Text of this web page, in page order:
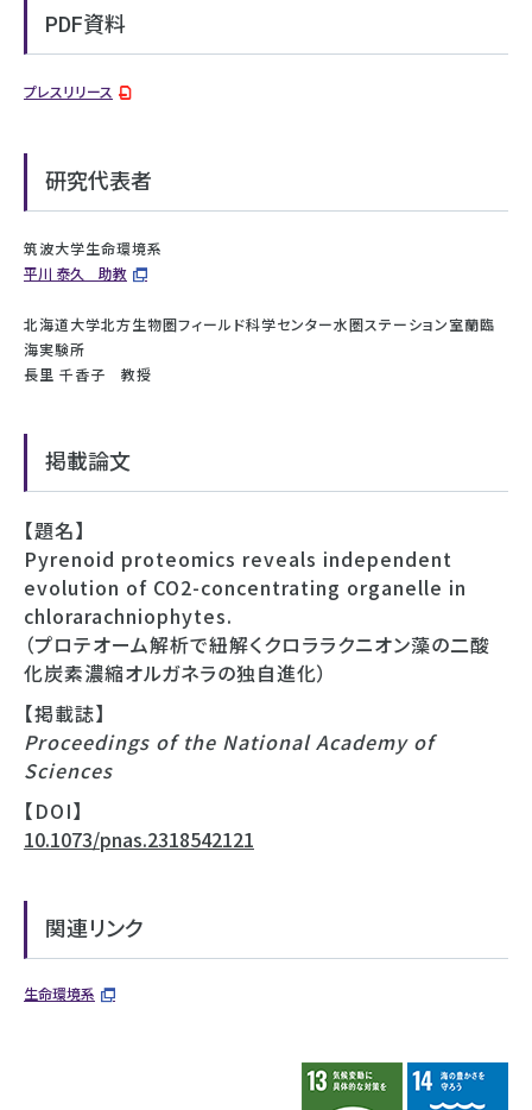
PDF資料
プレスリリース
研究代表者
筑波大学生命環境系
平川 泰久 助教
北海道大学北方生物圏フィールド科学センター水圏ステーション室蘭臨
海実験所
長里 千香子 教授
掲載論文
【題名】
Pyrenoid proteomics reveals independent
evolution of CO2-concentrating organelle in
chlorarachniophytes.
（プロテオーム解析で紐解くクロララクニオン藻の二酸
化炭素濃縮オルガネラの独自進化）
【掲載誌】
Proceedings of the National Academy of
Sciences
【DOI】
10.1073/pnas.2318542121
関連リンク
生命環境系